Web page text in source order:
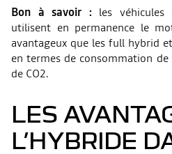
Bon à savoir :les véhicules
utilisent en permanence le
avantageux que les full hybrid
en termes de consommation de
de CO2.
LES
L’HYBRIDE